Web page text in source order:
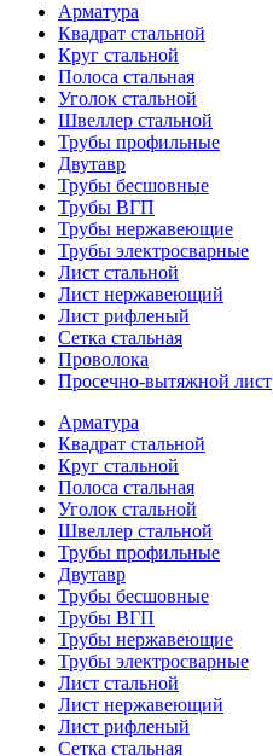
Арматура
Квадрат стальной
Круг стальной
Полоса стальная
Уголок стальной
Швеллер стальной
Трубы профильные
Двутавр
Трубы бесшовные
Трубы ВГП
Трубы нержавеющие
Трубы электросварные
Лист стальной
Лист нержавеющий
Лист рифленый
Сетка стальная
Проволока
Просечно-вытяжной лист
Арматура
Квадрат стальной
Круг стальной
Полоса стальная
Уголок стальной
Швеллер стальной
Трубы профильные
Двутавр
Трубы бесшовные
Трубы ВГП
Трубы нержавеющие
Трубы электросварные
Лист стальной
Лист нержавеющий
Лист рифленый
Сетка стальная